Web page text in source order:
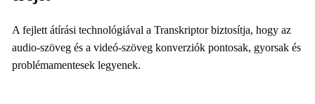
A fejlett átírási technológiával a Transkriptor biztosítja, hogy az
audio-szöveg és a videó-szöveg konverziók pontosak, gyorsak és
problémamentesek legyenek.